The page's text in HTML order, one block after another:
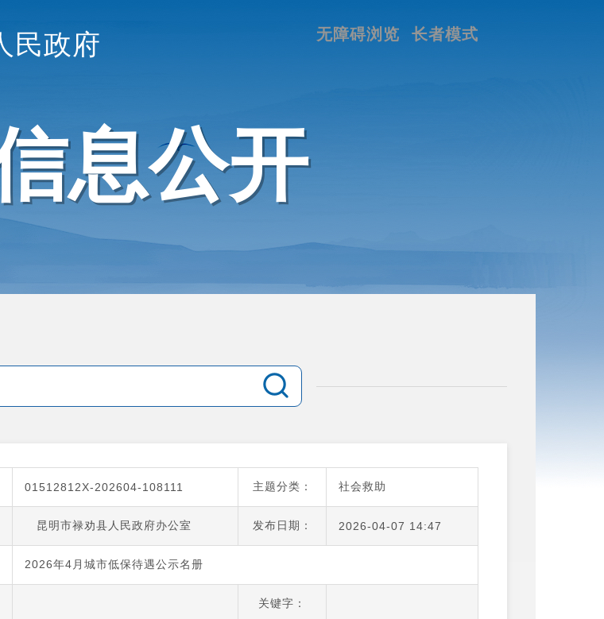
民政府 长者模式
无障碍浏览
息公开
01512812X-202604-108111 主题分类： 社会救助
昆明市禄劝县人民政府办公室 发布日期： 2026-04-07 14:47
2026年4月城市低保待遇公示名册
关键字：